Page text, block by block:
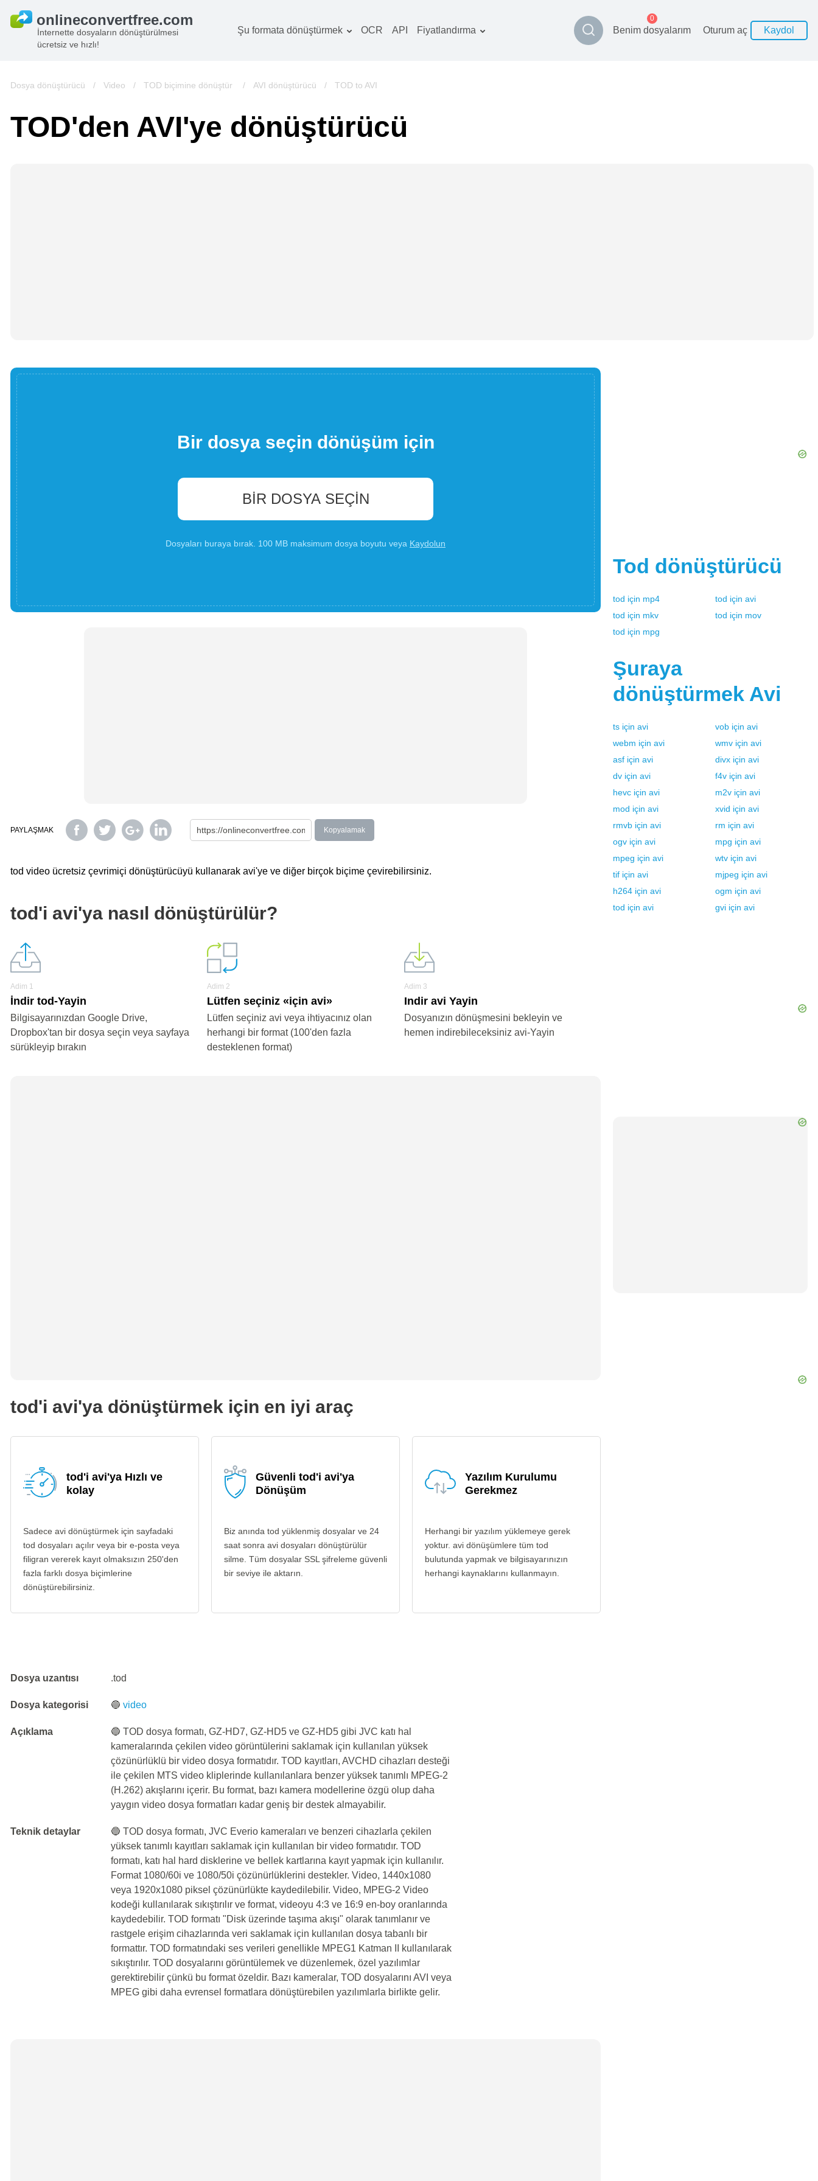
İnternette dosyaların dönüştürülmesi
ücretsiz ve hızlı!
Şu formata dönüştürmek
Görüntüler dönüştürücü
Books dönüştürücü
OCR API Fiyatlandırma Benim dosyalarım
0
Oturum aç Kaydol
Dosya dönüştürücü / Video / TOD biçimine dönüştür / AVI dönüştürücü / TOD to AVI
TOD'den AVI'ye dönüştürücü
Bir dosya seçin dönüşüm için
BIR DOSYA SEÇIN
Dosyaları buraya bırak. 100 MB maksimum dosya boyutu veya Kaydolun
PAYLAŞMAK Kopyalamak
tod video ücretsiz çevrimiçi dönüştürücüyü kullanarak avi'ye ve diğer birçok biçime çevirebilirsiniz.
tod'i avi'ya nasıl dönüştürülür?
Adim 1
İndir tod-Yayin
Bilgisayarınızdan Google Drive,
Dropbox'tan bir dosya seçin veya sayfaya
sürükleyip bırakın
Adim 2
Lütfen seçiniz «için avi»
Lütfen seçiniz avi veya ihtiyacınız olan
herhangi bir format (100'den fazla
desteklenen format)
Adim 3
Indir avi Yayin
Dosyanızın dönüşmesini bekleyin ve
hemen indirebileceksiniz avi-Yayin
tod'i avi'ya dönüştürmek için en iyi araç
tod'i avi'ya Hızlı ve
kolay
Sadece avi dönüştürmek için sayfadaki
tod dosyaları açılır veya bir e-posta veya
filigran vererek kayıt olmaksızın 250'den
fazla farklı dosya biçimlerine
dönüştürebilirsiniz.
Güvenli tod'i avi'ya
Dönüşüm
Biz anında tod yüklenmiş dosyalar ve 24
saat sonra avi dosyaları dönüştürülür
silme. Tüm dosyalar SSL şifreleme güvenli
bir seviye ile aktarın.
Yazılım Kurulumu
Gerekmez
Herhangi bir yazılım yüklemeye gerek
yoktur. avi dönüşümlere tüm tod
bulutunda yapmak ve bilgisayarınızın
herhangi kaynaklarını kullanmayın.
Dosya uzantısı .tod
Dosya kategorisi 🔵video
Açıklama
🔵 TOD dosya formatı, GZ-HD7, GZ-HD5 ve GZ-HD5 gibi JVC katı hal
kameralarında çekilen video görüntülerini saklamak için kullanılan yüksek
çözünürlüklü bir video dosya formatıdır. TOD kayıtları, AVCHD cihazları desteği
ile çekilen MTS video kliplerinde kullanılanlara benzer yüksek tanımlı MPEG-2
(H.262) akışlarını içerir. Bu format, bazı kamera modellerine özgü olup daha
yaygın video dosya formatları kadar geniş bir destek almayabilir.
Teknik detaylar
🔵 TOD dosya formatı, JVC Everio kameraları ve benzeri cihazlarla çekilen
yüksek tanımlı kayıtları saklamak için kullanılan bir video formatıdır. TOD
formatı, katı hal hard disklerine ve bellek kartlarına kayıt yapmak için kullanılır.
Format 1080/60i ve 1080/50i çözünürlüklerini destekler. Video, 1440x1080
veya 1920x1080 piksel çözünürlükte kaydedilebilir. Video, MPEG-2 Video
kodeği kullanılarak sıkıştırılır ve format, videoyu 4:3 ve 16:9 en-boy oranlarında
kaydedebilir. TOD formatı "Disk üzerinde taşıma akışı" olarak tanımlanır ve
rastgele erişim cihazlarında veri saklamak için kullanılan dosya tabanlı bir
formattır. TOD formatındaki ses verileri genellikle MPEG1 Katman II kullanılarak
sıkıştırılır. TOD dosyalarını görüntülemek ve düzenlemek, özel yazılımlar
gerektirebilir çünkü bu format özeldir. Bazı kameralar, TOD dosyalarını AVI veya
MPEG gibi daha evrensel formatlara dönüştürebilen yazılımlarla birlikte gelir.
Tod dönüştürücü
tod için mp4 tod için avi
tod için mkv tod için mov
tod için mpg
Şuraya
dönüştürmek Avi
ts için avi vob için avi
webm için avi wmv için avi
asf için avi divx için avi
dv için avi f4v için avi
hevc için avi m2v için avi
mod için avi xvid için avi
rmvb için avi rm için avi
ogv için avi mpg için avi
mpeg için avi wtv için avi
tif için avi mjpeg için avi
h264 için avi ogm için avi
tod için avi gvi için avi